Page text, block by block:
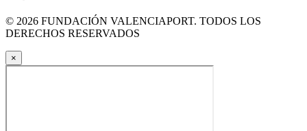
© 2026 FUNDACIÓN VALENCIAPORT. TODOS LOS
DERECHOS RESERVADOS
×